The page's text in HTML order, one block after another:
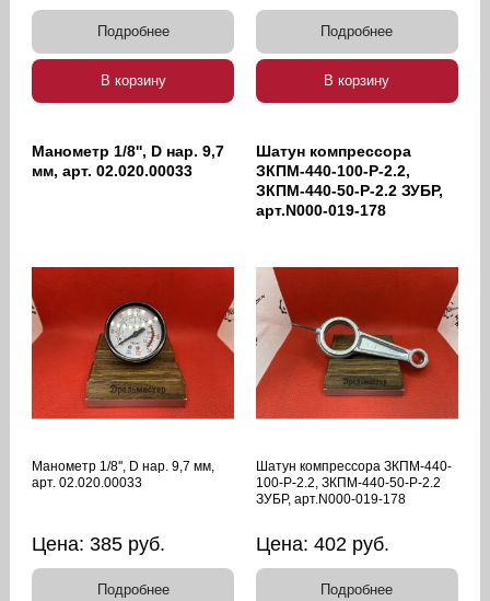
Подробнее
В корзину
Подробнее
В корзину
Манометр 1/8'', D нар. 9,7
мм, арт. 02.020.00033
Манометр 1/8'', D нар. 9,7 мм,
арт. 02.020.00033
Цена:385 руб.
Подробнее
Шатун компрессора
ЗКПМ-440-100-Р-2.2,
ЗКПМ-440-50-Р-2.2 ЗУБР,
арт.N000-019-178
Шатун компрессора ЗКПМ-440-
100-Р-2.2, ЗКПМ-440-50-Р-2.2
ЗУБР, арт.N000-019-178
Цена: 402 руб.
Подробнее